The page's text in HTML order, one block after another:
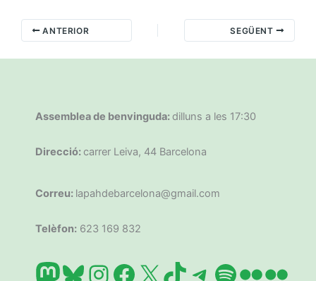
ANTERIOR SEGÜENT
Assemblea de benvinguda: dilluns a les 17:30
Direcció: carrer Leiva, 44 Barcelona
Correu: lapahdebarcelona@gmail.com
Telèfon: 623 169 832
Mastodon
Bluesky
Instagram
Facebook
X TikTok
Telegram
Spotify
Flickr